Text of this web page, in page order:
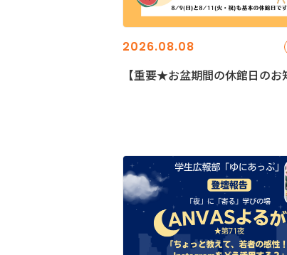
2026.08.08
【重要★お盆期間の休館日のお